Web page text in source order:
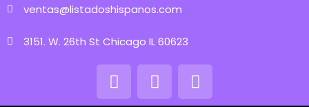
ventas@listadoshispanos.com
3151. W. 26th St Chicago IL 60623